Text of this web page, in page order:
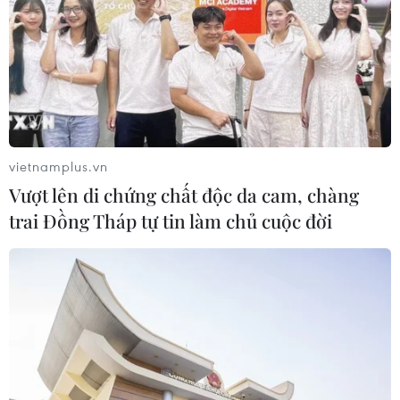
người bị thương
07/08/2026 00:50
Ớt nhập khẩu từ Mexico khiến hàng
trăm người tiêu dùng Mỹ nhiễm
khuẩn Salmonella
07/08/2026 00:43
Bánh xèo tôm nhảy - món ăn phải
thử khi đến Quy Nhơn
07/08/2026 00:00
Chưa có bằng chứng truyền máu trẻ
giúp chống lão hóa
vietnamplus.vn
Vượt lên di chứng chất độc da cam, chàng
trai Đồng Tháp tự tin làm chủ cuộc đời